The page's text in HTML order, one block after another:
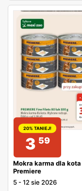
20% TANIEJ!
3 59
Mokra karma dla kota
Premiere
5 -12 sie 2026